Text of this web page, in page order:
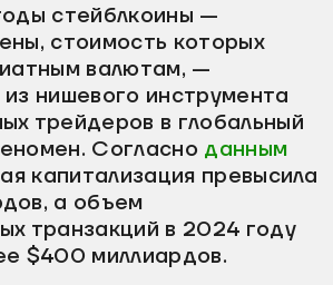
стейблкоины —
стоимость которых
валютам, —
нишевого инструмента
трейдеров в глобальный
Согласно данным
капитализация превысила
а объем
транзакций в 2024 году
$400 миллиардов.